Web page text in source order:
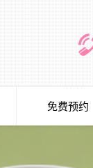
免费预约